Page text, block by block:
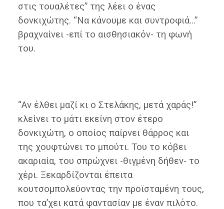
στις τουαλέτες” της λέει ο ένας
δονκιχώτης. “Να κάνουμε και συντροφιά…”
βραχναίνει -επί το αισθησιακόν- τη φωνή
του.
“Αν έλθει μαζί κι ο Στελάκης, μετά χαράς!”
κλείνει το μάτι εκείνη στον έτερο
δονκιχώτη, ο οποίος παίρνει θάρρος και
της χουφτώνει το μπούτι. Του το κόβει
ακαριαία, του σπρώχνει -θιγμένη δήθεν- το
χέρι. Ξεκαρδίζονται έπειτα
κουτσομπολεύοντας την προϊσταμένη τους,
που τα’χει κατά φαντασίαν με έναν πιλότο.